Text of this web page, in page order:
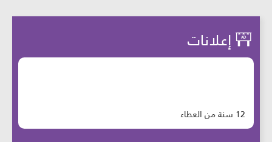
إعلانات
12 سنة من العطاء